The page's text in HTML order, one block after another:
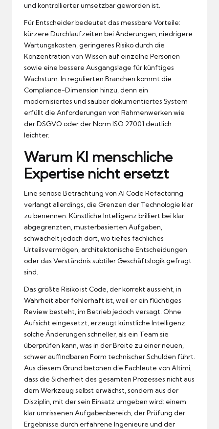
und kontrollierter umsetzbar geworden ist.
Für Entscheider bedeutet das messbare Vorteile:
kürzere Durchlaufzeiten bei Änderungen, niedrigere
Wartungskosten, geringeres Risiko durch die
Konzentration von Wissen auf einzelne Personen
sowie eine bessere Ausgangslage für künftiges
Wachstum. In regulierten Branchen kommt die
Compliance-Dimension hinzu, denn ein
modernisiertes und sauber dokumentiertes System
erfüllt die Anforderungen von Rahmenwerken wie
der DSGVO oder der Norm ISO 27001 deutlich
leichter.
Warum KI menschliche
Expertise nicht ersetzt
Eine seriöse Betrachtung von AI Code Refactoring
verlangt allerdings, die Grenzen der Technologie klar
zu benennen. Künstliche Intelligenz brilliert bei klar
abgegrenzten, musterbasierten Aufgaben,
schwächelt jedoch dort, wo tiefes fachliches
Urteilsvermögen, architektonische Entscheidungen
oder das Verständnis subtiler Geschäftslogik gefragt
sind.
Das größte Risiko ist Code, der korrekt aussieht, in
Wahrheit aber fehlerhaft ist, weil er ein flüchtiges
Review besteht, im Betrieb jedoch versagt. Ohne
Aufsicht eingesetzt, erzeugt künstliche Intelligenz
solche Änderungen schneller, als ein Team sie
überprüfen kann, was in der Breite zu einer neuen,
schwer auffindbaren Form technischer Schulden führt.
Aus diesem Grund betonen die Fachleute von Altimi,
dass die Sicherheit des gesamten Prozesses nicht aus
dem Werkzeug selbst erwächst, sondern aus der
Disziplin, mit der sein Einsatz umgeben wird: einem
klar umrissenen Aufgabenbereich, der Prüfung der
Ergebnisse durch erfahrene Ingenieure und der